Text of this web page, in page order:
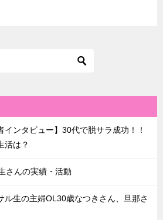
インタビュー】30代で脱サラ成功！！
活は？
さんの実績・活動
ル生の主婦OL30歳なつきさん、旦那さ